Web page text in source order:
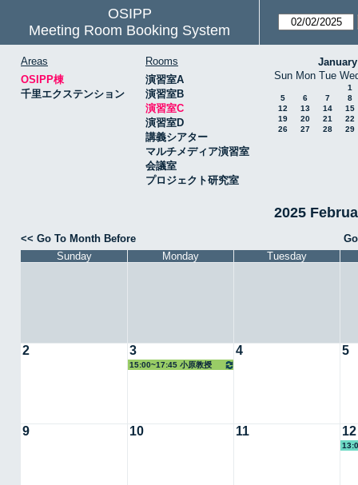
OSIPP
Meeting Room Booking System
Areas
OSIPP棟
千里エクステンション
Rooms
演習室A
演習室B
演習室C
演習室D
講義シアター
マルチメディア演習室
会議室
プロジェクト研究室
Sun Mon Tue
1
5
6 7
8
12
13 14
15
19
20 21
22
26
27 28 29
2025
<< Go To Month Before
Sunday
Monday Tuesday
2 3
15:00~17:45 小原教授
4 5
9 10 11 12